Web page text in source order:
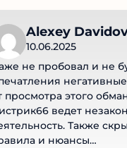
Alexey Davidov
10.06.2025
не пробовал и не
негативные
просмотра этого
ведет
Также
и нюансы